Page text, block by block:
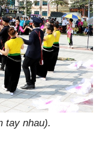
tay nhau).